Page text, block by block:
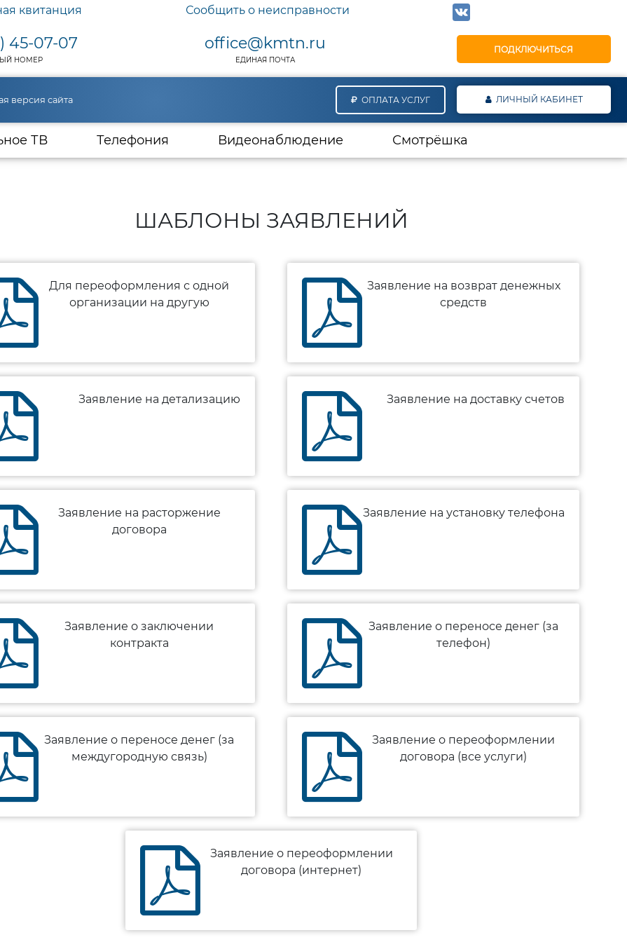
квитанция Сообщить о неисправности
45-07-07
НОМЕР
office@kmtn.ru
ЕДИНАЯ ПОЧТА
ПОДКЛЮЧИТЬСЯ
версия сайта ОПЛАТА УСЛУГ ЛИЧНЫЙ КАБИНЕТ
ТВ Телефония Видеонаблюдение Смотрёшка
ШАБЛОНЫ ЗАЯВЛЕНИЙ
Для переоформления с одной
организации на другую
Заявление на возврат денежных
средств
Заявление на детализацию Заявление на доставку счетов
Заявление на расторжение
договора
Заявление на установку телефона
Заявление о заключении
контракта
Заявление о переносе денег (за
телефон)
Заявление о переносе денег (за
междугородную связь)
Заявление о переоформлении
договора (все услуги)
Заявление о переоформлении
договора (интернет)